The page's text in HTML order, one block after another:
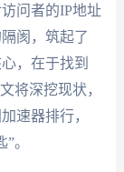
问者的IP地址
阂，筑起了
，在于找到
将深挖现状，
速器排行，
。